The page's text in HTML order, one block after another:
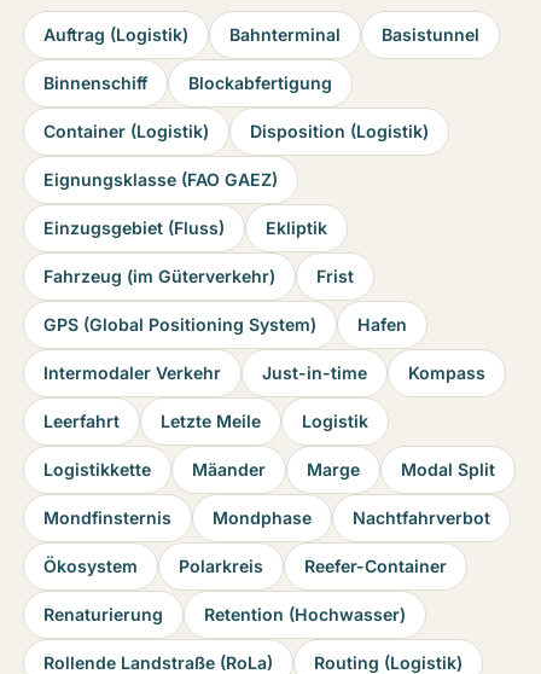
Auftrag (Logistik) Bahnterminal Basistunnel
Binnenschiff Blockabfertigung
Container (Logistik) Disposition (Logistik)
Eignungsklasse (FAO GAEZ)
Einzugsgebiet (Fluss) Ekliptik
Fahrzeug (im Güterverkehr) Frist
GPS (Global Positioning System) Hafen
Intermodaler Verkehr Just-in-time Kompass
Leerfahrt Letzte Meile Logistik
Logistikkette Mäander Marge Modal Split
Mondfinsternis Mondphase Nachtfahrverbot
Ökosystem Polarkreis Reefer-Container
Renaturierung Retention (Hochwasser)
Rollende Landstraße (RoLa) Routing (Logistik)